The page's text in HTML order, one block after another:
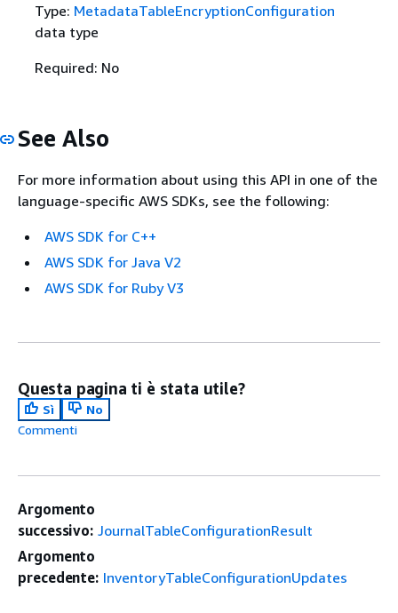
Type: MetadataTableEncryptionConfiguration
data type
Required: No
See Also
For more information about using this API in one of the
language-specific AWS SDKs, see the following:
AWS SDK for C++
AWS SDK for Java V2
AWS SDK for Ruby V3
Questa pagina ti è stata utile?
Sì
No
Commenti
Argomento
successivo: JournalTableConfigurationResult
Argomento
precedente: InventoryTableConfigurationUpdates